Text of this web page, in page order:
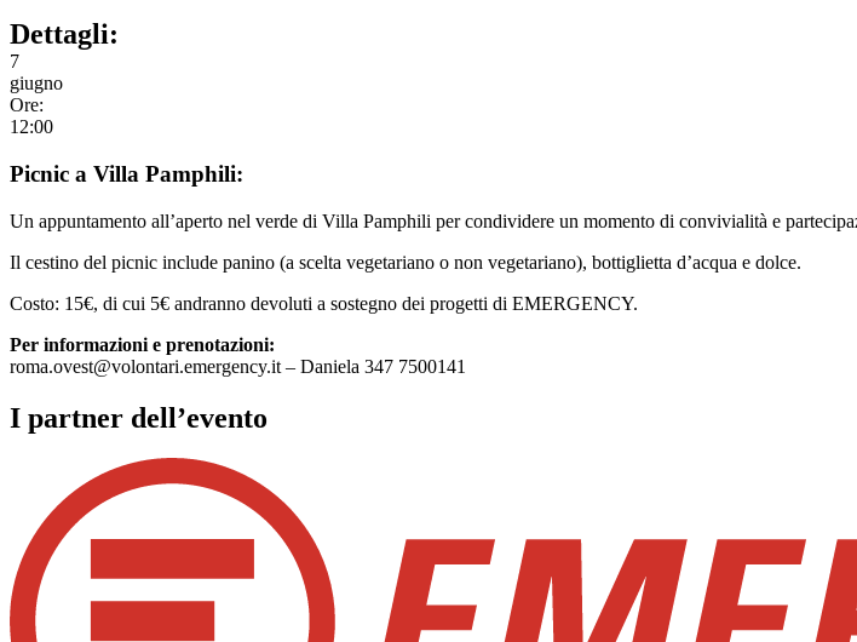
Dettagli:
7
giugno
Ore:
12:00
Picnic a Villa Pamphili:
Un appuntamento all’aperto nel verde di Villa Pamphili per condividere un momento di convivialità e
Il cestino del picnic include panino (a scelta vegetariano o non vegetariano), bottiglietta d’acqua e dolce.
Costo: 15€, di cui 5€ andranno devoluti a sostegno dei progetti di EMERGENCY.
Per informazioni e prenotazioni:
roma.ovest@volontari.emergency.it – Daniela 347 7500141
I partner dell’evento